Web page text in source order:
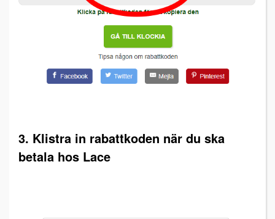
3. Klistra in rabattkoden när du ska
betala hos Lace